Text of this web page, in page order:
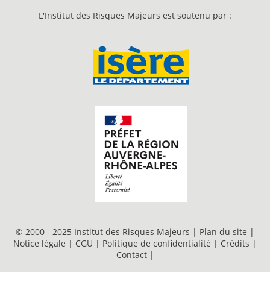
L'Institut des Risques Majeurs est soutenu par :
© 2000 - 2025 Institut des Risques Majeurs | Plan du site |
Notice légale | CGU | Politique de confidentialité | Crédits |
Contact |